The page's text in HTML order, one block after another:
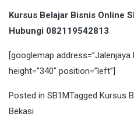
Kursus Belajar Bisnis Online
Hubungi 082119542813
[googlemap address=”Jalenjaya
height=”340″ position=”left”]
Posted in SB1MTagged Kursus
Bekasi